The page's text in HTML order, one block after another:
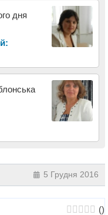
дня
5 Грудня 2016
()